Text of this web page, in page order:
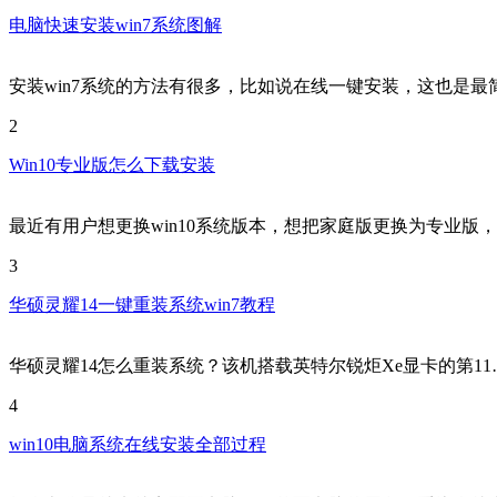
电脑快速安装win7系统图解
安装win7系统的方法有很多，比如说在线一键安装，这也是
2
Win10专业版怎么下载安装
最近有用户想更换win10系统版本，想把家庭版更换为专业版
3
华硕灵耀14一键重装系统win7教程
华硕灵耀14怎么重装系统？该机搭载英特尔锐炬Xe显卡的第
4
win10电脑系统在线安装全部过程